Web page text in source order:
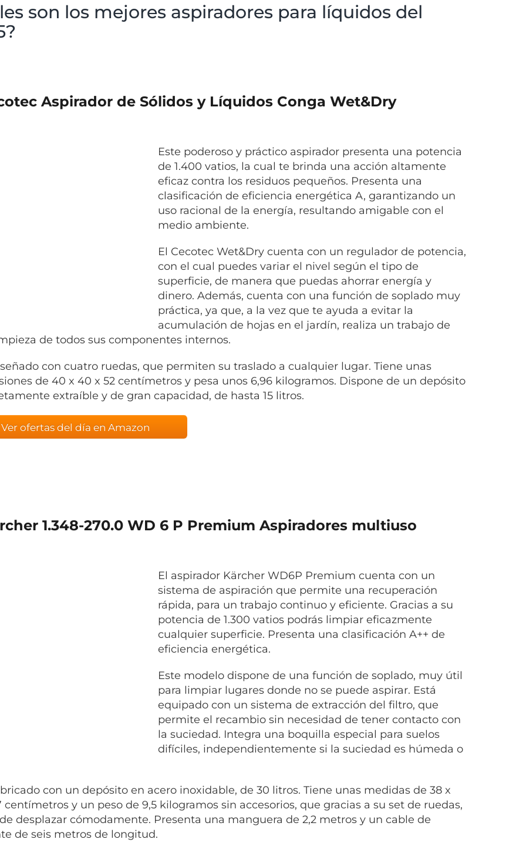
son los mejores aspiradores para líquidos del
Aspirador de Sólidos y Líquidos Conga Wet&Dry
Este poderoso y práctico aspirador presenta una potencia
de 1.400 vatios, la cual te brinda una acción altamente
eficaz contra los residuos pequeños. Presenta una
clasificación de eficiencia energética A, garantizando un
uso racional de la energía, resultando amigable con el
medio ambiente.
El Cecotec Wet&Dry cuenta con un regulador de potencia,
con el cual puedes variar el nivel según el tipo de
superficie, de manera que puedas ahorrar energía y
dinero. Además, cuenta con una función de soplado muy
práctica, ya que, a la vez que te ayuda a evitar la
acumulación de hojas en el jardín, realiza un trabajo de
de todos sus componentes internos.
con cuatro ruedas, que permiten su traslado a cualquier lugar. Tiene unas
de 40 x 40 x 52 centímetros y pesa unos 6,96 kilogramos. Dispone de un depósito
extraíble y de gran capacidad, de hasta 15 litros.
Ver ofertas del día en Amazon
1.348-270.0 WD 6 P Premium Aspiradores multiuso
El aspirador Kärcher WD6P Premium cuenta con un
sistema de aspiración que permite una recuperación
rápida, para un trabajo continuo y eficiente. Gracias a su
potencia de 1.300 vatios podrás limpiar eficazmente
cualquier superficie. Presenta una clasificación A++ de
eficiencia energética.
Este modelo dispone de una función de soplado, muy útil
para limpiar lugares donde no se puede aspirar. Está
equipado con un sistema de extracción del filtro, que
permite el recambio sin necesidad de tener contacto con
la suciedad. Integra una boquilla especial para suelos
difíciles, independientemente si la suciedad es húmeda o
con un depósito en acero inoxidable, de 30 litros. Tiene unas medidas de 38 x
centímetros y un peso de 9,5 kilogramos sin accesorios, que gracias a su set de ruedas,
desplazar cómodamente. Presenta una manguera de 2,2 metros y un cable de
de seis metros de longitud.